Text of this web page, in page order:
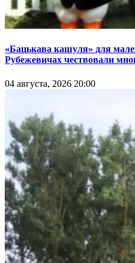
«Бацькава кашуля» для
Рубежевичах чествовали
04 августа, 2026 20:00